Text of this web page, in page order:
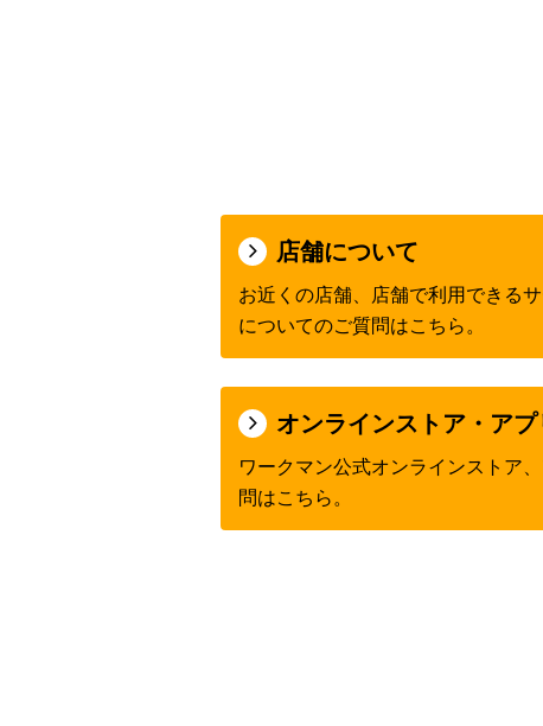
店舗について
お近くの店舗、店舗で利用できる
についてのご質問はこちら。
オンラインストア・ア
ワークマン公式オンラインストア
問はこちら。